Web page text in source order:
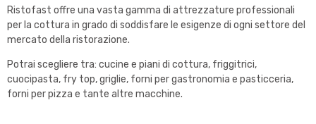
Ristofast offre una vasta gamma di attrezzature professionali
per la cottura in grado di soddisfare le esigenze di ogni settore del
mercato della ristorazione.
Potrai scegliere tra: cucine e piani di cottura, friggitrici,
cuocipasta, fry top, griglie, forni per gastronomia e pasticceria,
forni per pizza e tante altre macchine.